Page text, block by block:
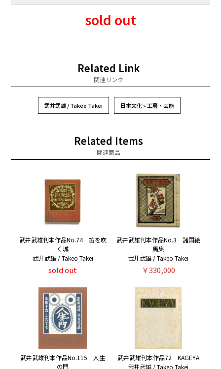
sold out
Related Link
関連リンク
武井武雄 / Takeo Takei 日本文化 » 工藝・芸能
Related Items
関連商品
武井武雄刊本作品No.74 笛を吹
く城
武井武雄 / Takeo Takei
sold out
武井武雄刊本作品No.3 諸国絵
馬集
武井武雄 / Takeo Takei
￥330,000
武井武雄刊本作品No.115 人生
の門
武井武雄刊本作品72 KAGEYA
武井武雄 / Takeo Takei